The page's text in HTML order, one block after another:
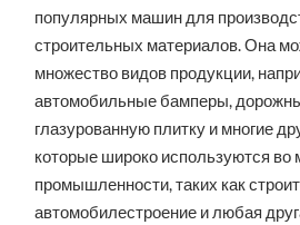
популярных машин для
строительных материалов. Она
множество видов продукции,
автомобильные бамперы,
глазурованную плитку и многие
которые широко используются во
промышленности, таких как
автомобилестроение и любая